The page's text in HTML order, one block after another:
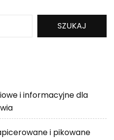
SZUKAJ
i informacyjne dla
i pikowane